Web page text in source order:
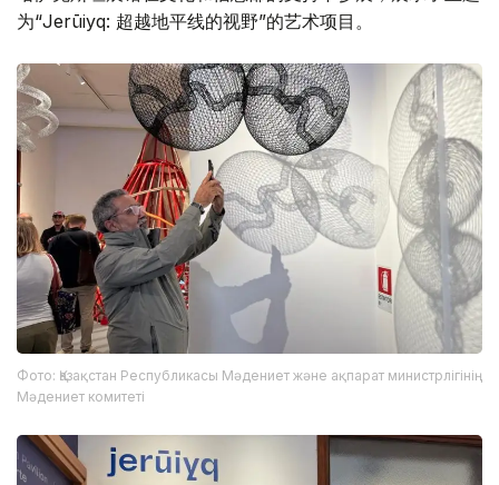
为“Jerūiyq: 超越地平线的视野”的艺术项目。
Фото: Қазақстан Республикасы Мәдениет және ақпарат министрлігінің
Мәдениет комитеті